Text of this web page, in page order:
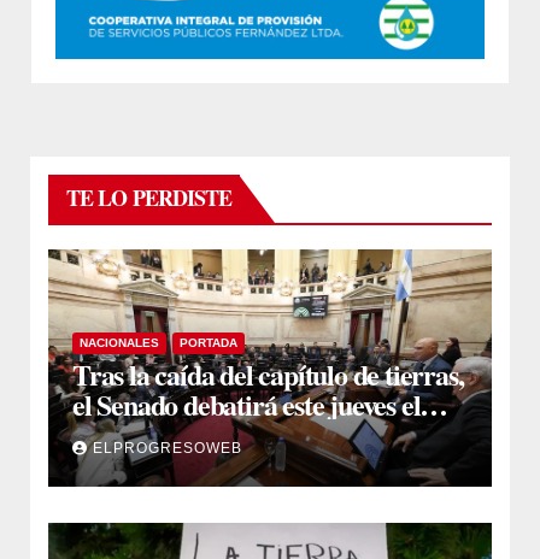
TE LO PERDISTE
NACIONALES PORTADA
Tras la caída del capítulo de tierras,
el Senado debatirá este jueves el
proyecto sobre propiedad privada
ELPROGRESOWEB